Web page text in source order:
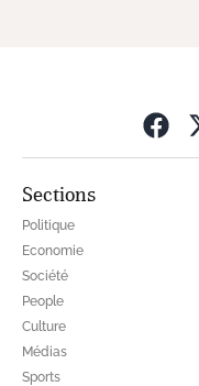
Sections
Politique
Economie
Société
People
Culture
Médias
Sports